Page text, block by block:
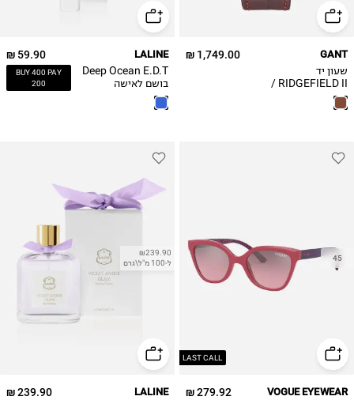
1,749.00 ₪ GANT
שעון יד
RIDGEFIELD II /
גברים G131205
59.90 ₪
BUY 400 PAY
200
LALINE
Deep Ocean E.D.T
בושם לאישה
LAST CALL
45
279.92 ₪ VOGUE EYEWEAR
₪239.90
ל-100 מ"ל\גרם
239.90 ₪ LALINE